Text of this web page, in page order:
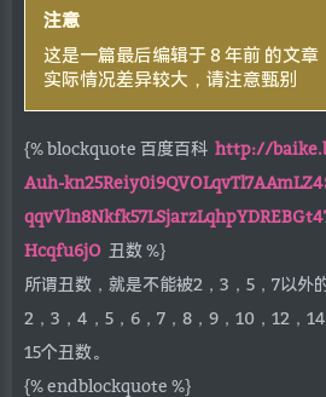
注意
这是一篇最后编辑于 8 年前 的文
实际情况差异较大，请注意甄别
{% blockquote 百度百科 http://
Auh-
Hcqfu6jO 丑数 %}
所谓丑数，就是不能被2，3，5，7以外
2，3，4，5，6，7，8，9，10，12，
15个丑数。
{% endblockquote %}